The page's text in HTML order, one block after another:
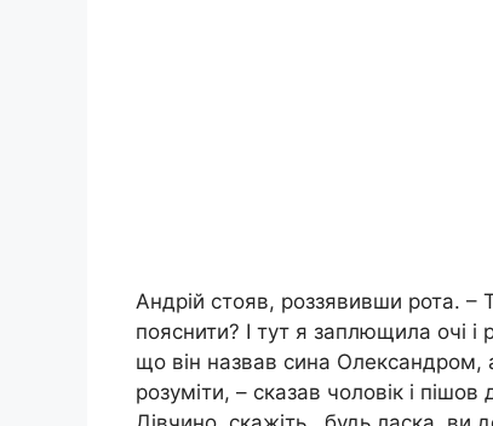
Андрій стояв, роззявивши рота.
пояснити? І тут я заплющила очі
що він назвав сина Олександром,
розуміти, – сказав чоловік і